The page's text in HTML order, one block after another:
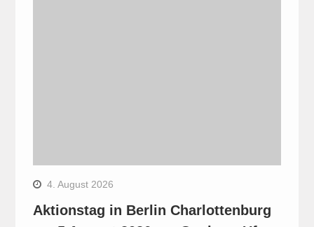
4. August 2026
Aktionstag in Berlin Charlottenburg